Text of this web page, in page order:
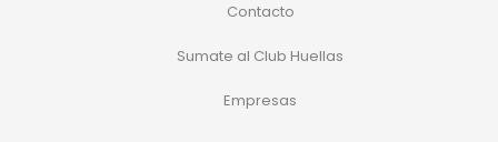
Contacto
Sumate al Club Huellas
Empresas